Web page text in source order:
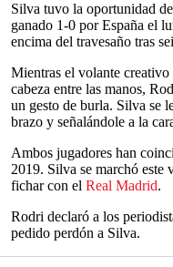
Silva tuvo la oportunidad
ganado 1-0 por España el
encima del travesaño tras
Mientras el volante
cabeza entre las manos,
un gesto de burla. Silva se
brazo y señalándole a la
Ambos jugadores han
2019. Silva se marchó este
fichar con el Real Madrid.
Rodri declaró a los
pedido perdón a Silva.